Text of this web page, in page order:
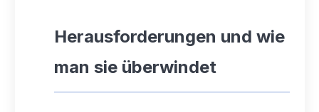
Herausforderungen und wie
man sie überwindet